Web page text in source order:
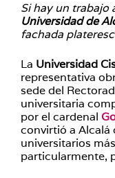
Si hay un trabajo
Universidad de
fachada
La Universidad
representativa
sede del
universitaria
por el cardenal
convirtió a Alcalá
universitarios
particularmente,